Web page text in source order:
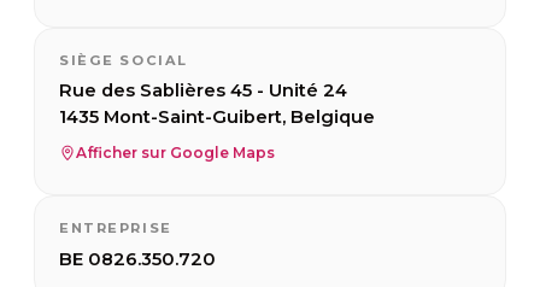
SIÈGE SOCIAL
Rue des Sablières 45 - Unité 24
1435 Mont-Saint-Guibert, Belgique
Afficher sur Google Maps
ENTREPRISE
BE 0826.350.720